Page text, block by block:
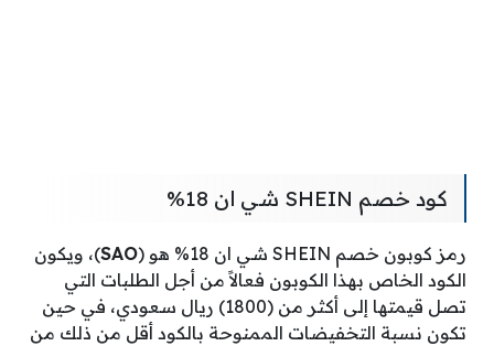
كود خصم SHEIN شي ان 18%
رمز كوبون خصم SHEIN شي ان 18% هو ( SAO)، ويكون
الكود الخاص بهذا الكوبون فعالاً من أجل الطلبات التي
تصل قيمتها إلى أكثر من (1800) ريال سعودي، في حين
تكون نسبة التخفيضات الممنوحة بالكود أقل من ذلك من